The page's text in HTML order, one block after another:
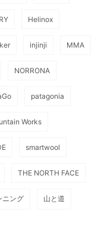
Helinox
injinji MMA
NORRONA
patagonia
Works
smartwool
THE NORTH FACE
ニング 山と道